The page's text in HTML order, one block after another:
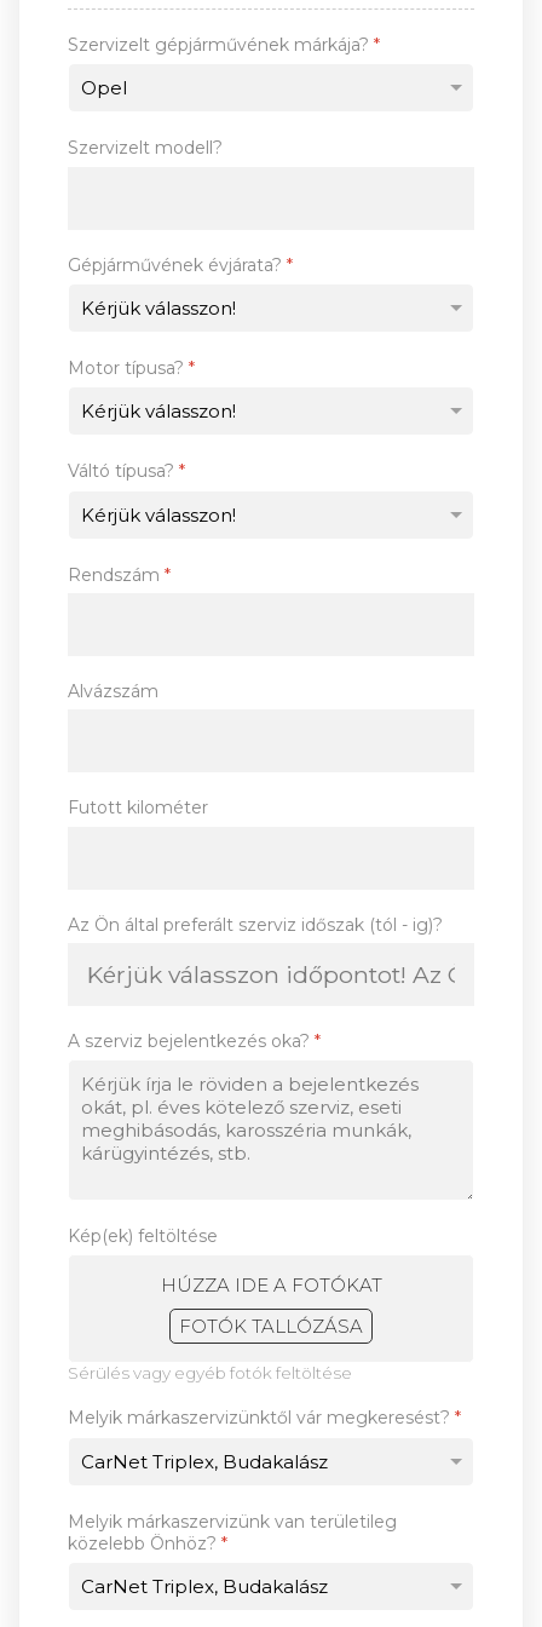
Szervizelt gépjárművének márkája? *
Szervizelt modell?
Gépjárművének évjárata? *
Motor típusa? *
Váltó típusa? *
Rendszám *
Alvázszám
Futott kilométer
Az Ön által preferált szerviz időszak (tól - ig)?
A szerviz bejelentkezés oka? *
Kép(ek) feltöltése
HÚZZA IDE A FOTÓKAT
FOTÓK TALLÓZÁSA
Sérülés vagy egyéb fotók feltöltése
Melyik márkaszervizünktől vár megkeresést? *
Melyik márkaszervizünk van területileg
közelebb Önhöz? *